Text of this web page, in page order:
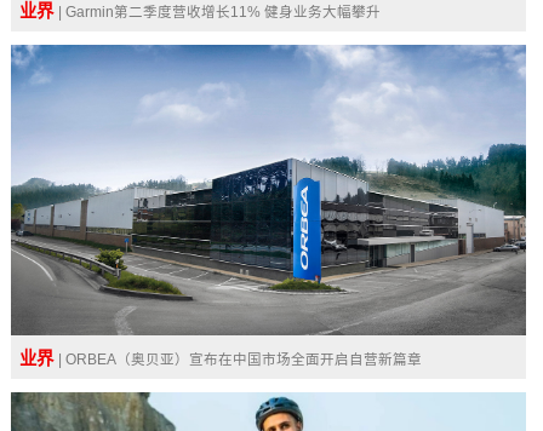
业界 | Garmin第二季度营收增长11% 健身业务大幅攀升
业界 | ORBEA（奥贝亚）宣布在中国市场全面开启自营新篇章